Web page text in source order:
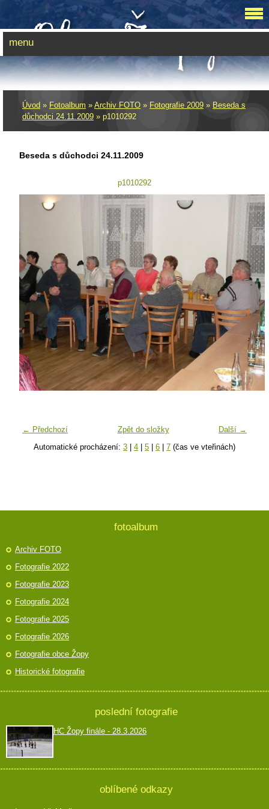
Úvod » Fotoalbum » Archiv FOTO » Fotografie 2009 » Beseda s
důchodci 24.11.2009 » p1010292
Beseda s důchodci 24.11.2009
p1010292
← Předchozí Další →
Zpět do složky
Automatické procházení: 3 | 4 | 5 | 6 | 7 (čas ve vteřinách)
menu
fotoalbum
Archiv FOTO
Fotografie 2022
Fotografie 2023
Fotografie 2024
Fotografie 2025
Fotografie 2026
Fotografie obce Žopy
Historické fotografie
poslední fotografie
HC Žopy finále - 28.3.2026
oblíbené odkazy